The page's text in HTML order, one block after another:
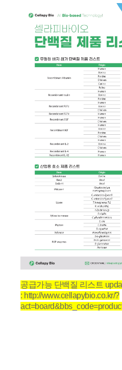
공급가능 단백질 리스트
: http://www.cellapybio.co.kr/?